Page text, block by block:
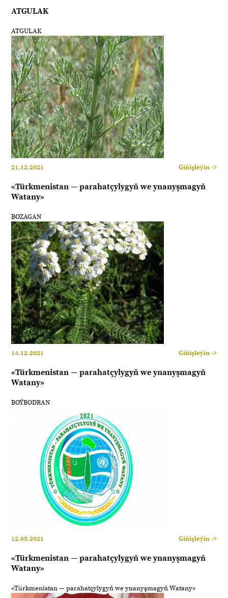
ATGULAK
ATGULAK
21.12.2021 Giňişleýin ->
«Türkmenistan — parahatçylygyň we ynanyşmagyň
Watany»
BOZAGAN
14.12.2021 Giňişleýin ->
«Türkmenistan — parahatçylygyň we ynanyşmagyň
Watany»
BOÝBODRAN
12.05.2021 Giňişleýin ->
«Türkmenistan — parahatçylygyň we ynanyşmagyň
Watany»
«Türkmenistan — parahatçylygyň we ynanyşmagyň Watany»